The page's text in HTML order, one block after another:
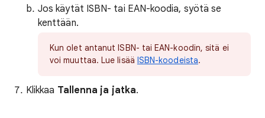
Jos käytät ISBN- tai EAN-koodia, syötä se
kenttään.
Kun olet antanut ISBN- tai EAN-koodin, sitä ei
voi muuttaa. Lue lisää ISBN-koodeista.
Klikkaa Tallenna ja jatka.